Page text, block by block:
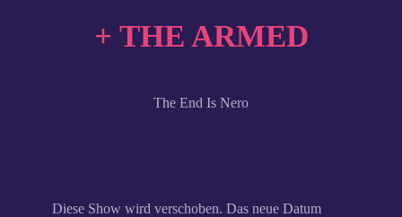
+ THE ARMED
The End Is Nero
Diese Show wird verschoben. Das neue Datum